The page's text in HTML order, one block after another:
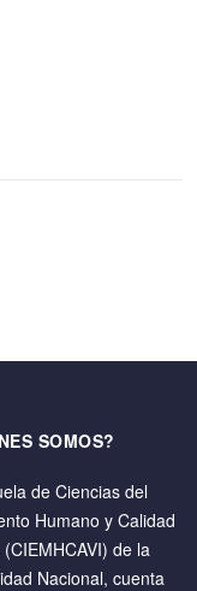
SOMOS?
de Ciencias del
Humano y Calidad
de la
Nacional, cuenta